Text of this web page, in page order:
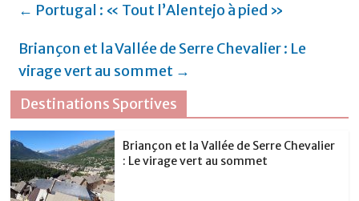
e
b
o
o
k
te
r
s
A
p
p
e
n
g
er
e
dI
n
g
er
← Portugal : « Tout l’Alentejo à pied »
Briançon et la Vallée de Serre Chevalier : Le
virage vert au sommet →
Destinations Sportives
Briançon et la Vallée de Serre Chevalier
: Le virage vert au sommet